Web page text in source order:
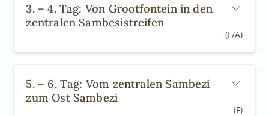
3. – 4. Tag: Von Grootfontein in den
zentralen Sambesistreifen
(F/A)
5. – 6. Tag: Vom zentralen Sambezi
zum Ost Sambezi
(F)